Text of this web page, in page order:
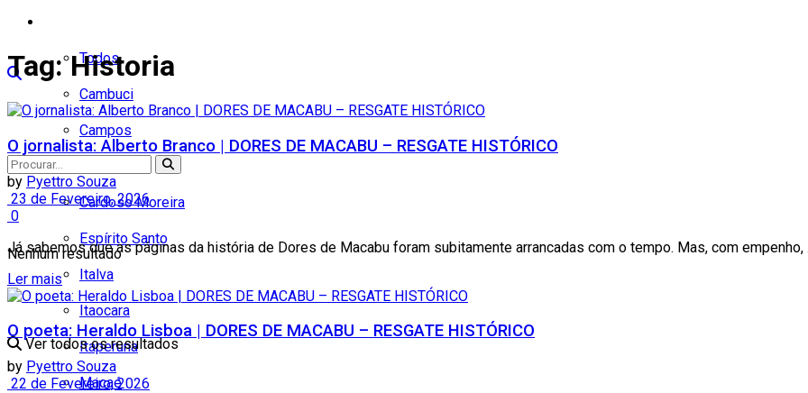
Todos
Cambuci
Campos
Cardoso Moreira
Espírito Santo
Italva
Itaocara
Itaperuna
Macaé
Nenhum resultado
Ver todos os resultados
Tag:Historia
O jornalista: Alberto Branco | DORES DE MACABU – RESGATE HISTÓRICO
by Pyettro Souza
23 de Fevereiro, 2026
0
Já sabemos que as páginas da história de Dores de Macabu foram subitamente arrancadas com o tempo. Mas, com empenho,
Ler mais
O poeta: Heraldo Lisboa | DORES DE MACABU – RESGATE HISTÓRICO
by Pyettro Souza
22 de Fevereiro, 2026